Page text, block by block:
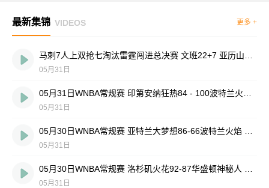
最新集锦 VIDEOS 更多 +
05月31日
05月31日
05月31日
05月31日